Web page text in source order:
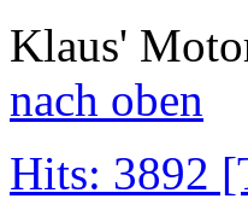
Klaus'
nach oben
Hits: 3892